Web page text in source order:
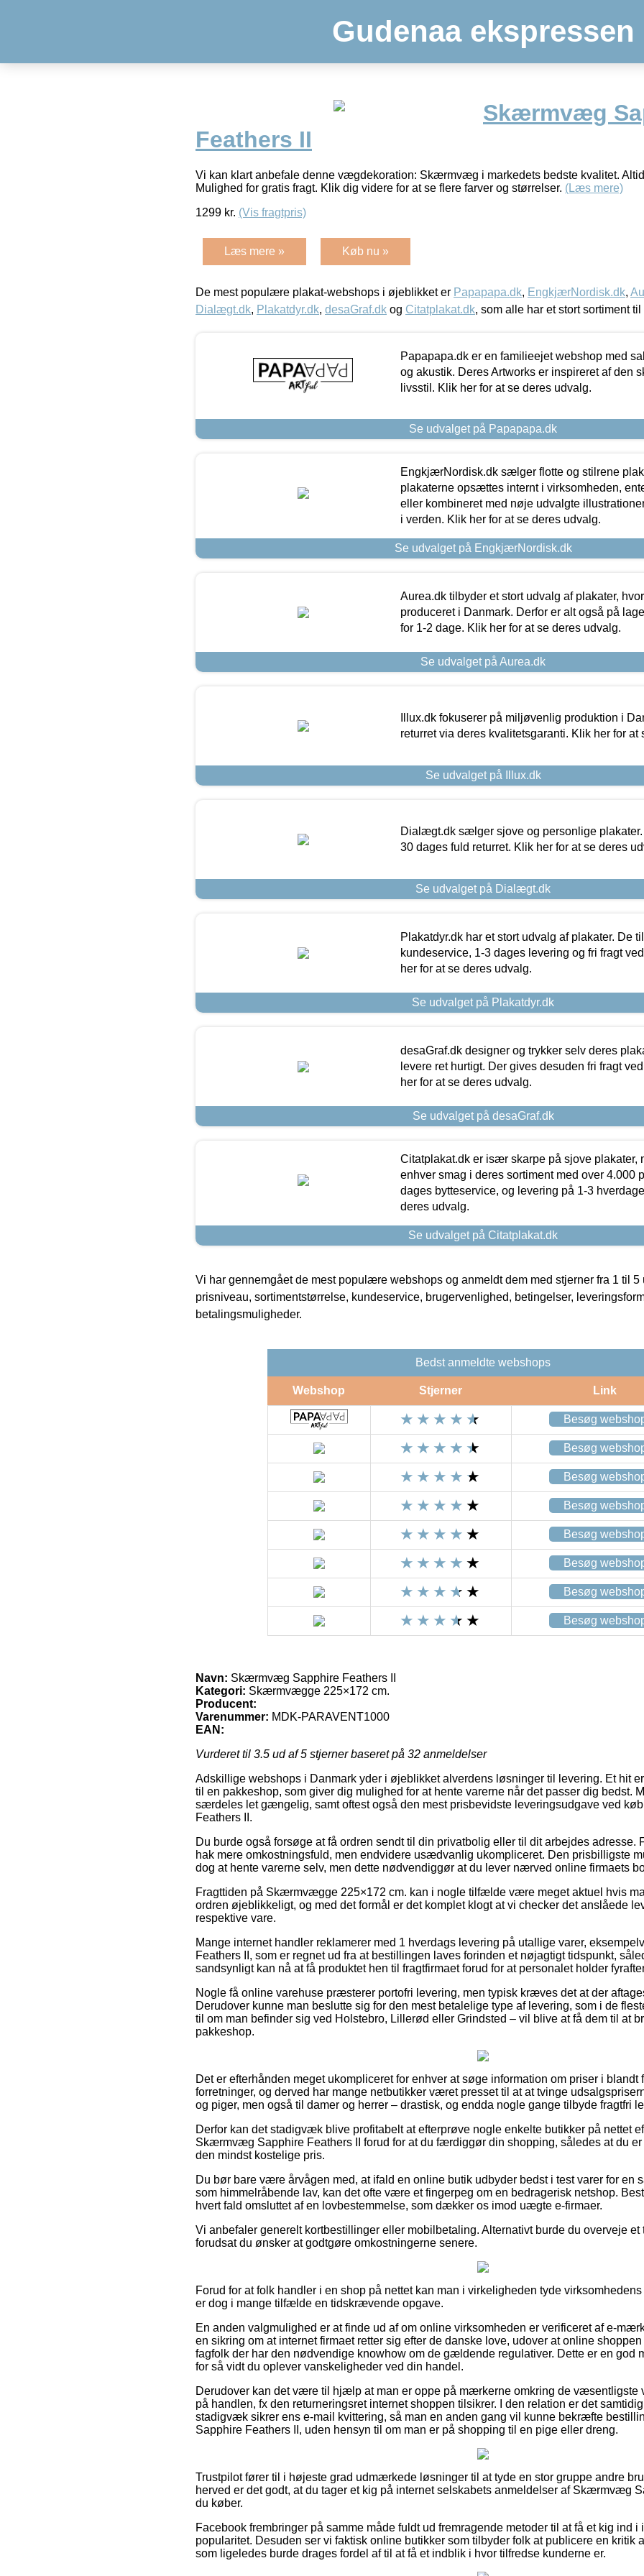
Gudenaa ekspressen
Skærmvæg
Feathers II
Vi kan klart anbefale denne vægdekoration: Skærmvæg i markedets bedste kvalitet.
Mulighed for gratis fragt. Klik dig videre for at se flere farver og størrelser. (Læs mere)
1299 kr. (Vis fragtpris)
Læs mere » Køb nu »
De mest populære plakat-webshops i øjeblikket er Papapapa.dk, EngkjærNordisk.dk,
Dialægt.dk, Plakatdyr.dk, desaGraf.dk og Citatplakat.dk, som alle har et stort sortiment til
Papapapa.dk er en familieejet webshop med
og akustik. Deres Artworks er inspireret af den
livsstil. Klik her for at se deres udvalg.
Se udvalget på Papapapa.dk
EngkjærNordisk.dk sælger flotte og stilrene
plakaterne opsættes internt i virksomheden,
eller kombineret med nøje udvalgte
i verden. Klik her for at se deres udvalg.
Se udvalget på EngkjærNordisk.dk
Aurea.dk tilbyder et stort udvalg af plakater,
produceret i Danmark. Derfor er alt også på
for 1-2 dage. Klik her for at se deres udvalg.
Se udvalget på Aurea.dk
Illux.dk fokuserer på miljøvenlig produktion i
returret via deres kvalitetsgaranti. Klik her for at
Se udvalget på Illux.dk
Dialægt.dk sælger sjove og personlige
30 dages fuld returret. Klik her for at se deres
Se udvalget på Dialægt.dk
Plakatdyr.dk har et stort udvalg af plakater. De
kundeservice, 1-3 dages levering og fri fragt
her for at se deres udvalg.
Se udvalget på Plakatdyr.dk
desaGraf.dk designer og trykker selv deres
levere ret hurtigt. Der gives desuden fri fragt
her for at se deres udvalg.
Se udvalget på desaGraf.dk
Citatplakat.dk er især skarpe på sjove plakater,
enhver smag i deres sortiment med over 4.000
dages bytteservice, og levering på 1-3
deres udvalg.
Se udvalget på Citatplakat.dk
Vi har gennemgået de mest populære webshops og anmeldt dem med stjerner fra 1 til 5
prisniveau, sortimentstørrelse, kundeservice, brugervenlighed, betingelser,
betalingsmuligheder.
Bedst anmeldte webshops
Webshop Stjerner Link
Besøg
Besøg
Besøg
Besøg
Besøg
Besøg
Besøg
Besøg
Navn: Skærmvæg Sapphire Feathers II
Kategori: Skærmvægge 225×172 cm.
Producent:
Varenummer: MDK-PARAVENT1000
EAN:
Vurderet til 3.5 ud af 5 stjerner baseret på 32 anmeldelser
Adskillige webshops i Danmark yder i øjeblikket alverdens løsninger til levering. Et hit
til en pakkeshop, som giver dig mulighed for at hente varerne når det passer dig bedst.
særdeles let gængelig, samt oftest også den mest prisbevidste leveringsudgave ved
Feathers II.
Du burde også forsøge at få ordren sendt til din privatbolig eller til dit arbejdes adresse.
hak mere omkostningsfuld, men endvidere usædvanlig ukompliceret. Den prisbilligste
dog at hente varerne selv, men dette nødvendiggør at du lever nærved online firmaets
Fragttiden på Skærmvægge 225×172 cm. kan i nogle tilfælde være meget aktuel hvis
ordren øjeblikkeligt, og med det formål er det komplet klogt at vi checker det anslåede
respektive vare.
Mange internet handler reklamerer med 1 hverdags levering på utallige varer,
Feathers II, som er regnet ud fra at bestillingen laves forinden et nøjagtigt tidspunkt,
sandsynligt kan nå at få produktet hen til fragtfirmaet forud for at personalet holder
Nogle få online varehuse præsterer portofri levering, men typisk kræves det at der
Derudover kunne man beslutte sig for den mest betalelige type af levering, som i de
til om man befinder sig ved Holstebro, Lillerød eller Grindsted – vil blive at få dem til at
pakkeshop.
Det er efterhånden meget ukompliceret for enhver at søge information om priser i blandt
forretninger, og derved har mange netbutikker været presset til at at tvinge
og piger, men også til damer og herrer – drastisk, og endda nogle gange tilbyde fragtfri
Derfor kan det stadigvæk blive profitabelt at efterprøve nogle enkelte butikker på nettet
Skærmvæg Sapphire Feathers II forud for at du færdiggør din shopping, således at du er
den mindst kostelige pris.
Du bør bare være årvågen med, at ifald en online butik udbyder bedst i test varer for en
som himmelråbende lav, kan det ofte være et fingerpeg om en bedragerisk netshop.
hvert fald omsluttet af en lovbestemmelse, som dækker os imod uægte e-firmaer.
Vi anbefaler generelt kortbestillinger eller mobilbetaling. Alternativt burde du overveje et
forudsat du ønsker at godtgøre omkostningerne senere.
Forud for at folk handler i en shop på nettet kan man i virkeligheden tyde
er dog i mange tilfælde en tidskrævende opgave.
En anden valgmulighed er at finde ud af om online virksomheden er verificeret af e-
en sikring om at internet firmaet retter sig efter de danske love, udover at online
fagfolk der har den nødvendige knowhow om de gældende regulativer. Dette er en god
for så vidt du oplever vanskeligheder ved din handel.
Derudover kan det være til hjælp at man er oppe på mærkerne omkring de væsentligste
på handlen, fx den returneringsret internet shoppen tilsikrer. I den relation er det
stadigvæk sikrer ens e-mail kvittering, så man en anden gang vil kunne bekræfte
Sapphire Feathers II, uden hensyn til om man er på shopping til en pige eller dreng.
Trustpilot fører til i højeste grad udmærkede løsninger til at tyde en stor gruppe andre
herved er det godt, at du tager et kig på internet selskabets anmeldelser af Skærmvæg
du køber.
Facebook frembringer på samme måde fuldt ud fremragende metoder til at få et kig ind i
popularitet. Desuden ser vi faktisk online butikker som tilbyder folk at publicere en kritik
som ligeledes burde drages fordel af til at få et indblik i hvor tilfredse kunderne er.